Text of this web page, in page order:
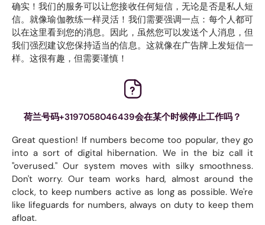
确实！我们的服务可以让您接收任何短信，无论是否是私人短
信。就像瑜伽教练一样灵活！我们需要强调一点：每个人都可
以在这里看到您的消息。因此，虽然您可以发送个人消息，但
我们强烈建议您保持适当的信息。这就像在广告牌上发短信一
样。这很有趣，但需要谨慎！
荷兰号码+3197058046439会在某个时候停止工作吗？
Great question! If numbers become too popular, they go
into a sort of digital hibernation. We in the biz call it
"overused." Our system moves with silky smoothness.
Don't worry. Our team works hard, almost around the
clock, to keep numbers active as long as possible. We're
like lifeguards for numbers, always on duty to keep them
afloat.